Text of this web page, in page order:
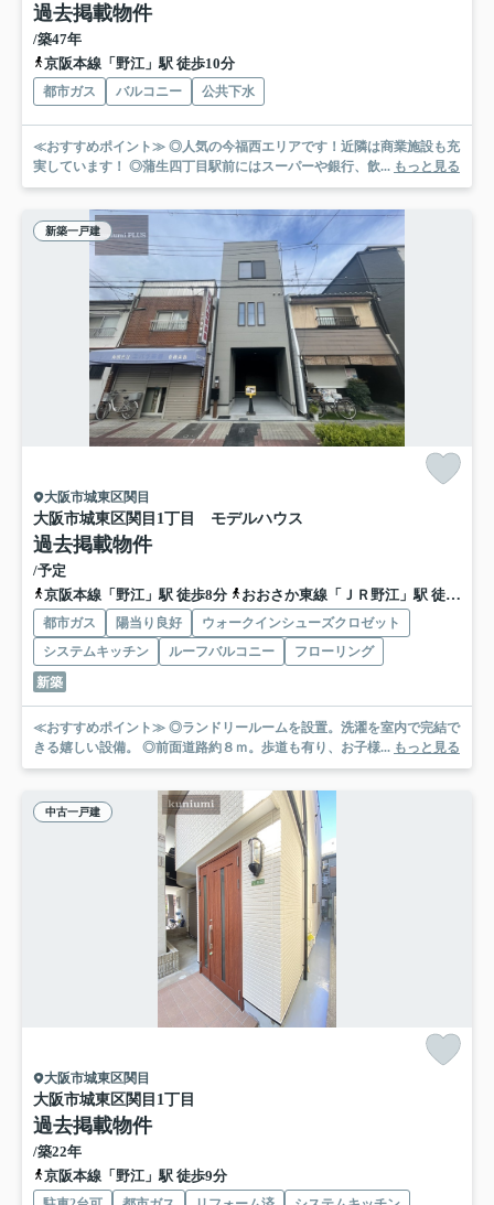
過去掲載物件
/築47年
京阪本線「野江」駅 徒歩10分
都市ガス バルコニー 公共下水
≪おすすめポイント≫ ◎人気の今福西エリアです！近隣は商業施設も充
実しています！ ◎蒲生四丁目駅前にはスーパーや銀行、飲... もっと見る
新築一戸建
大阪市城東区関目
大阪市城東区関目1丁目 モデルハウス
過去掲載物件
/予定
京阪本線「野江」駅 徒歩8分
おおさか東線「ＪＲ野江」駅 徒歩8分
都市ガス 陽当り良好
ウォークインシューズクロゼット
システムキッチン
ルーフバルコニー
フローリング
新築
≪おすすめポイント≫ ◎ランドリールームを設置。洗濯を室内で完結で
きる嬉しい設備。 ◎前面道路約８ｍ。歩道も有り、お子様... もっと見る
中古一戸建
大阪市城東区関目
大阪市城東区関目1丁目
過去掲載物件
/築22年
京阪本線「野江」駅 徒歩9分